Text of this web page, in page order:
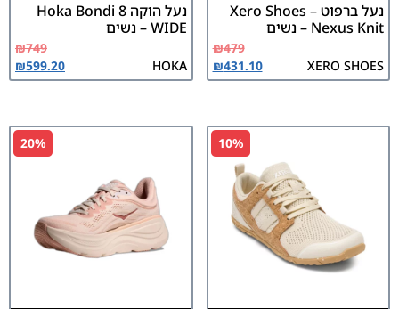
נעל ברפוט Xero Shoes –
Nexus Knit – נשים
XERO SHOES
₪479
₪431.10
נעל הוקה Hoka Bondi 8
WIDE – נשים
HOKA
₪749
₪599.20
10%
20%